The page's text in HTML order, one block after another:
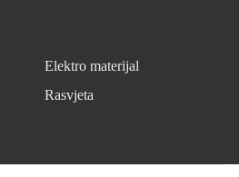
Elektro materijal
Rasvjeta